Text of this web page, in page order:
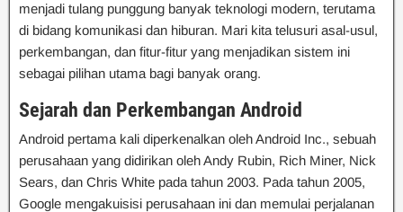
menjadi tulang punggung banyak teknologi modern, terutama
di bidang komunikasi dan hiburan. Mari kita telusuri asal-usul,
perkembangan, dan fitur-fitur yang menjadikan sistem ini
sebagai pilihan utama bagi banyak orang.
Sejarah dan Perkembangan Android
Android pertama kali diperkenalkan oleh Android Inc., sebuah
perusahaan yang didirikan oleh Andy Rubin, Rich Miner, Nick
Sears, dan Chris White pada tahun 2003. Pada tahun 2005,
Google mengakuisisi perusahaan ini dan memulai perjalanan